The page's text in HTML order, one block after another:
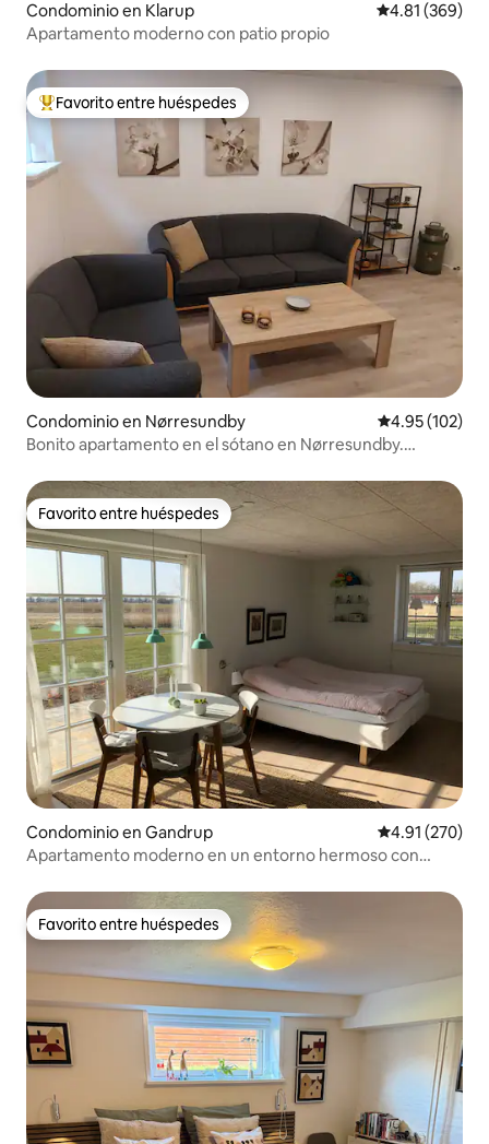
Condominio en Klarup Calificación
4.81 (369)
Apartamento moderno con patio propio
De los mejores en Favorito entre huéspedes
Favorito entre huéspedes
Condominio en Nørresundby Calificación
4.95 (102)
Bonito apartamento en el sótano en Nørresundby.
Favorito entre huéspedes
Favorito entre huéspedes
Condominio en Gandrup Calificación
4.91 (270)
Apartamento moderno en un entorno hermoso con
Favorito entre huéspedes
Favorito entre huéspedes